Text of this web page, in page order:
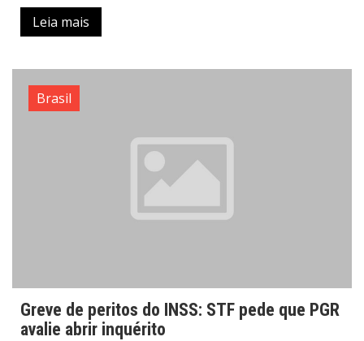
Leia mais
Brasil
Greve de peritos do INSS: STF pede que PGR
avalie abrir inquérito